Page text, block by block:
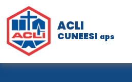
ACLI
CUNEESI aps